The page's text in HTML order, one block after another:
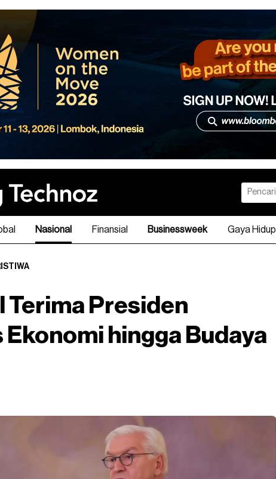
Nasional Finansial Businessweek Gaya Hidup
Terima Presiden
Ekonomi hingga Budaya